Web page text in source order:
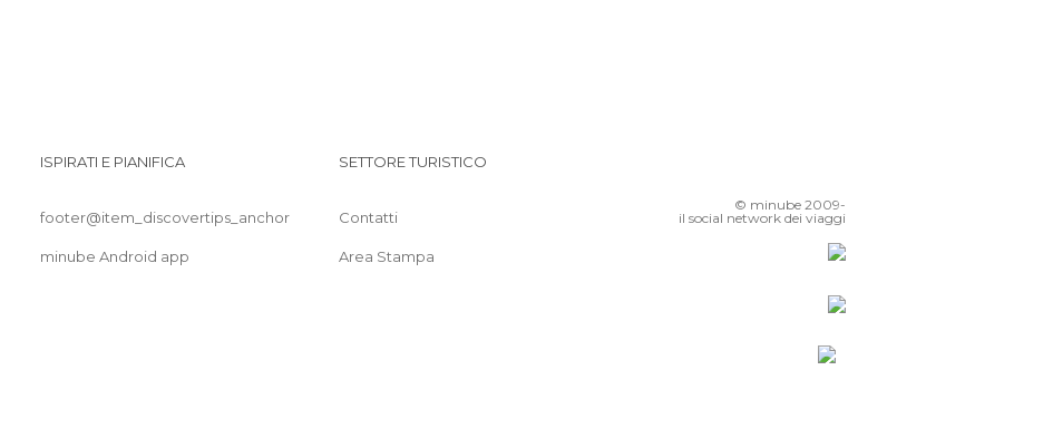
ISPIRATI E PIANIFICA
footer@item_discovertips_anchor
minube Android app
SETTORE TURISTICO
Contatti
Area Stampa
© minube 2009-
il social network dei viaggi